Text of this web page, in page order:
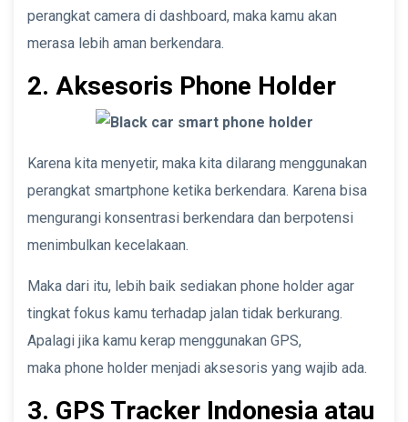
perangkat camera di dashboard, maka kamu akan
merasa lebih aman berkendara.
2. Aksesoris Phone Holder
Karena kita menyetir, maka kita dilarang menggunakan
perangkat smartphone ketika berkendara. Karena bisa
mengurangi konsentrasi berkendara dan berpotensi
menimbulkan kecelakaan.
Maka dari itu, lebih baik sediakan phone holder agar
tingkat fokus kamu terhadap jalan tidak berkurang.
Apalagi jika kamu kerap menggunakan GPS,
maka phone holder menjadi aksesoris yang wajib ada.
3. GPS Tracker Indonesia atau